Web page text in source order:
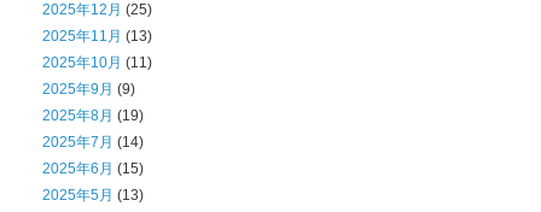
2025年12月 (25)
2025年11月 (13)
2025年10月 (11)
2025年9月 (9)
2025年8月 (19)
2025年7月 (14)
2025年6月 (15)
2025年5月 (13)